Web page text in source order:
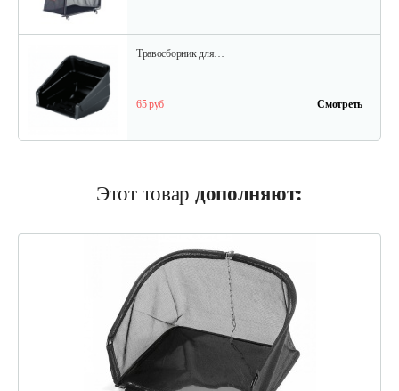
Травосборник для…
65 руб Смотреть
Этот товар дополняют: